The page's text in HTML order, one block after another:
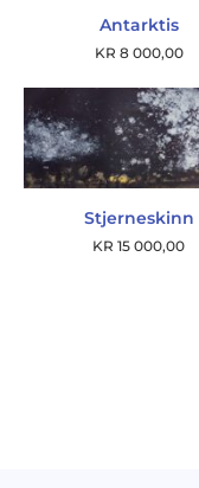
Antarktis
KR 8 000,00
Stjerneskinn
KR 15 000,00